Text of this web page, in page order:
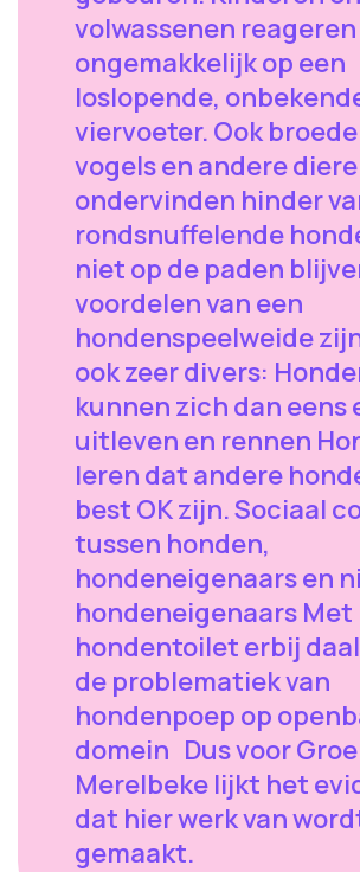
volwassenen
ongemakkelijk op een
loslopende,
viervoeter. Ook
vogels en andere
ondervinden hinder
rondsnuffelende
niet op de paden
voordelen van een
hondenspeelweide
ook zeer divers:
kunnen zich dan eens
uitleven en rennen
leren dat andere
best OK zijn. Sociaal
tussen honden,
hondeneigenaars en
hondeneigenaars Met
hondentoilet erbij
de problematiek van
hondenpoep op
domein Dus voor
Merelbeke lijkt het
dat hier werk van
gemaakt.